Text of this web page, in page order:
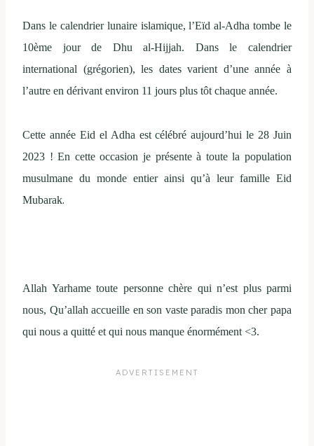
Dans le calendrier lunaire islamique, l’Eïd al-Adha tombe le
10ème jour de Dhu al-Hijjah. Dans le calendrier
international (grégorien), les dates varient d’une année à
l’autre en dérivant environ 11 jours plus tôt chaque année.
Cette année Eid el Adha est célébré aujourd’hui le 28 Juin
2023 ! En cette occasion je présente à toute la population
musulmane du monde entier ainsi qu’à leur famille Eid
Mubarak.
Allah Yarhame toute personne chère qui n’est plus parmi
nous, Qu’allah accueille en son vaste paradis mon cher papa
qui nous a quitté et qui nous manque énormément <3.